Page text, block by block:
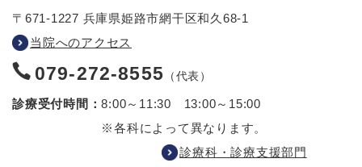
〒671-1227 兵庫県姫路市網干区和久68-1
当院へのアクセス
079-272-8555 （代表）
診療受付時間：8:00～11:30 13:00～15:00
※各科によって異なります。
診療科・診療支援部門